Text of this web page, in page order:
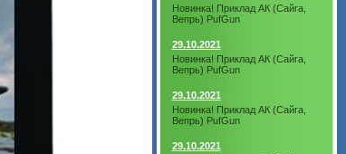
Новинка! Приклад АК (Сайга,
Вепрь) PufGun
29.10.2021
Новинка! Приклад АК (Сайга,
Вепрь) PufGun
29.10.2021
Новинка! Приклад АК (Сайга,
Вепрь) PufGun
29.10.2021